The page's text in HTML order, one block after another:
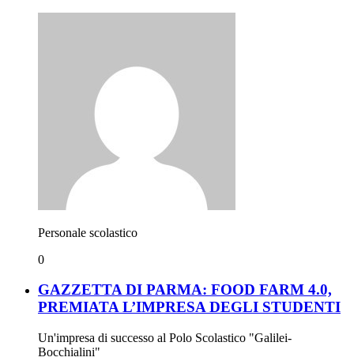
Personale scolastico
0
GAZZETTA DI PARMA: FOOD FARM 4.0,
PREMIATA L’IMPRESA DEGLI STUDENTI
Un'impresa di successo al Polo Scolastico "Galilei-
Bocchialini"